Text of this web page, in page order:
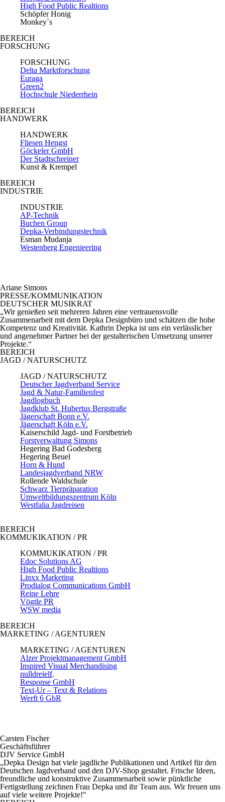
High Food Public Realtions
Schöpfer Honig
Monkey`s
BEREICH
FORSCHUNG
FORSCHUNG
Delta Marktforschung
Euraga
Green2
Hochschule Niederrhein
BEREICH
HANDWERK
HANDWERK
Fliesen Hengst
Göckeler GmbH
Der Stadtschreiner
Kunst & Krempel
BEREICH
INDUSTRIE
INDUSTRIE
AP-Technik
Buchen Group
Depka-Verbindungstechnik
Esman Mudanja
Westenberg Engenieering
Ariane Simons
PRESSE/KOMMUNIKATION
DEUTSCHER MUSIKRAT
„Wir genießen seit mehreren Jahren eine vertrauensvolle
Zusammenarbeit mit dem Depka Designbüro und schätzen die hohe
Kompetenz und Kreativität. Kathrin Depka ist uns ein verlässlicher
und angenehmer Partner bei der gestalterischen Umsetzung unserer
Projekte.“
BEREICH
JAGD / NATURSCHUTZ
JAGD / NATURSCHUTZ
Deutscher Jagdverband Service
Jagd & Natur-Familienfest
Jagdlogbuch
Jagdklub St. Hubertus Bergstraße
Jägerschaft Bonn e.V.
Jägerschaft Köln e.V.
Kaiserschild Jagd- und Forstbetrieb
Forstverwaltung Simons
Hegering Bad Godesberg
Hegering Beuel
Horn & Hund
Landesjagdverband NRW
Rollende Waldschule
Schwarz Tierpräparation
Umweltbildungszentrum Köln
Westfalia Jagdreisen
BEREICH
KOMMUKIKATION / PR
KOMMUKIKATION / PR
Edoc Solutions AG
High Food Public Realtions
Linxx Marketing
Prodialog Communications GmbH
Reine Lehre
Vögtle PR
WSW media
BEREICH
MARKETING / AGENTUREN
MARKETING / AGENTUREN
Alzer Projektmanagement GmbH
Inspired Visual Merchandising
nulldreielf.
Response GmbH
Text-Ur – Text & Relations
Werft 6 GbR
Carsten Fischer
Geschäftsführer
DJV Service GmbH
„Depka Design hat viele jagdliche Publikationen und Artikel für den
Deutschen Jagdverband und den DJV-Shop gestaltet. Frische Ideen,
freundliche und konstruktive Zusammenarbeit sowie pünktliche
Fertigstellung zeichnen Frau Depka und ihr Team aus. Wir freuen uns
auf viele weitere Projekte!"